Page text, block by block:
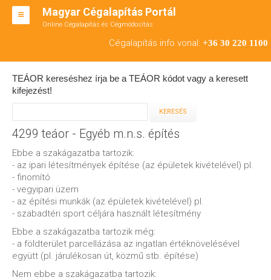
Magyar Cégalapítás Portál
Online Cégalapítás és Cégmódosítás
Cégalapítás info vonal: +36 30 220 1100
BT ALAPÍTÁS
RT ALAPÍTÁS
ÁTALAKULÁS
TEÁOR SZÁMOK '08
ENGEDÉLYKÖTELES
KAPCSOLAT
IRODÁK
TEÁOR kereséshez írja be a TEÁOR kódot vagy a keresett
kifejezést!
4299 teáor - Egyéb m.n.s. építés
Ebbe a szakágazatba tartozik:
- az ipari létesítmények építése (az épületek kivételével) pl.
- finomító
- vegyipari üzem
- az építési munkák (az épületek kivételével) pl.
- szabadtéri sport céljára használt létesítmény
Ebbe a szakágazatba tartozik még:
- a földterület parcellázása az ingatlan értéknövelésével
együtt (pl. járulékosan út, közmű stb. építése)
Nem ebbe a szakágazatba tartozik: